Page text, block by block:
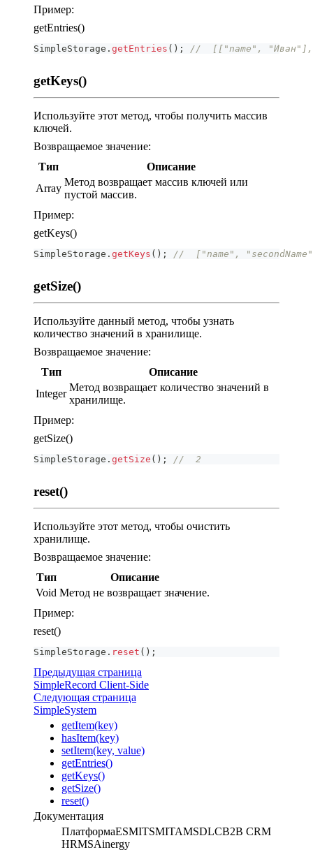
Пример:
getEntries()
SimpleStorage . getEntries ( ) ; //  [["name", "Иван"],[
getKeys()
Используйте этот метод, чтобы получить массив
ключей.
Возвращаемое значение:
Тип
Описание
Array
Метод возвращает массив ключей или
пустой массив.
Пример:
getKeys()
SimpleStorage . getKeys ( ) ; //  ["name",
getSize()
Используйте данный метод, чтобы узнать
количество значений в хранилище.
Возвращаемое значение:
Тип
Описание
Integer
Метод возвращает количество значений в
хранилище.
Пример:
getSize()
SimpleStorage . getSize ( ) ; //  2
reset()
Используйте этот метод, чтобы очистить
хранилище.
Возвращаемое значение:
Тип
Описание
Void Метод не возвращает значение.
Пример:
reset()
SimpleStorage . reset ( ) ;
Предыдущая страница
SimpleRecord Client-Side
Следующая страница
SimpleSystem
getItem(key)
hasItem(key)
setItem(key, value)
getEntries()
getKeys()
getSize()
reset()
Документация
ПлатформаESMITSMITAMSDLCB2B CRM
HRMSAinergy